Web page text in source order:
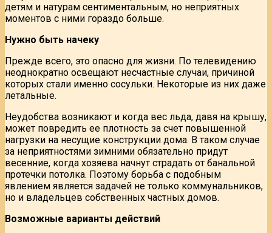
детям и натурам сентиментальным, но неприятных
моментов с ними гораздо больше.
Нужно быть начеку
Прежде всего, это опасно для жизни. По телевидению
неоднократно освещают несчастные случаи, причиной
которых стали именно сосульки. Некоторые из них даже
летальные.
Неудобства возникают и когда вес льда, давя на крышу,
может повредить ее плотность за счет повышенной
нагрузки на несущие конструкции дома. В таком случае
за неприятностями зимними обязательно придут
весенние, когда хозяева начнут страдать от банальной
протечки потолка. Поэтому борьба с подобным
явлением является задачей не только коммунальников,
но и владельцев собственных частных домов.
Возможные варианты действий